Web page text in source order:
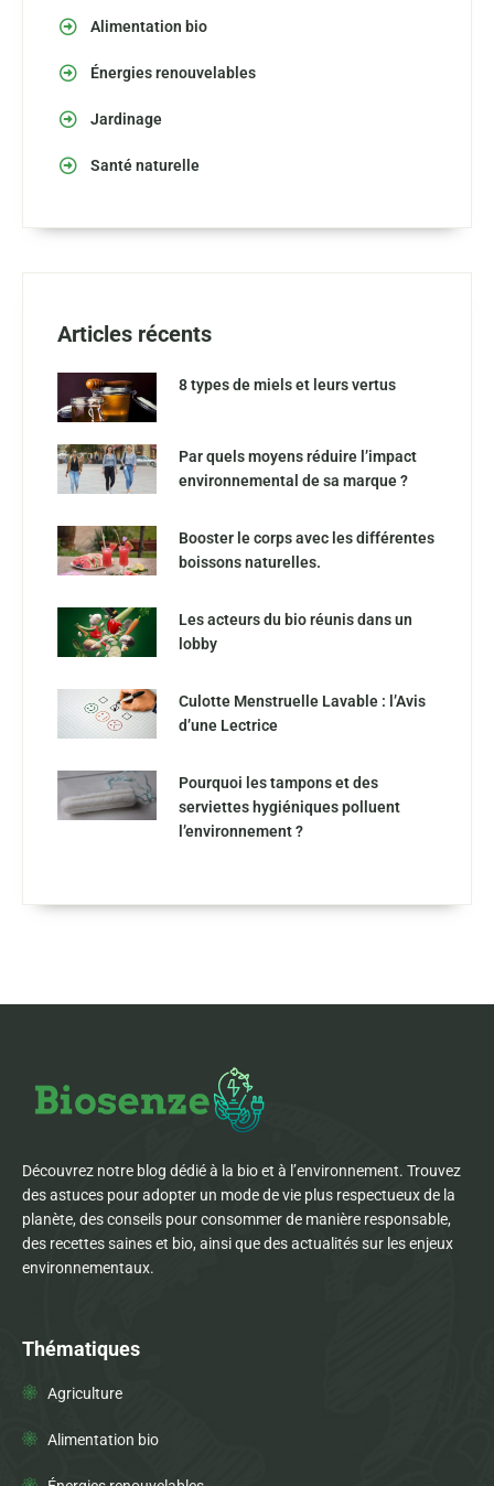
Alimentation bio
Énergies renouvelables
Jardinage
Santé naturelle
Articles récents
8 types de miels et leurs vertus
Par quels moyens réduire l’impact
environnemental de sa marque ?
Booster le corps avec les différentes
boissons naturelles.
Les acteurs du bio réunis dans un
lobby
Culotte Menstruelle Lavable : l’Avis
d’une Lectrice
Pourquoi les tampons et des
serviettes hygiéniques polluent
l’environnement ?
Découvrez notre blog dédié à la bio et à l’environnement. Trouvez
des astuces pour adopter un mode de vie plus respectueux de la
planète, des conseils pour consommer de manière responsable,
des recettes saines et bio, ainsi que des actualités sur les enjeux
environnementaux.
Thématiques
Agriculture
Alimentation bio